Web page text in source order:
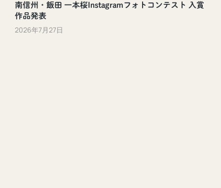
南信州・飯田 一本桜Instagramフォトコンテスト 入賞
作品発表
2026年7月27日